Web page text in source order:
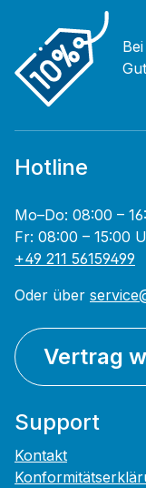
Hotline
Mo–Do: 08:00 –
Fr: 08:00 – 15:00
+49 211 56159499
Oder über
Vertrag
Support
Kontakt